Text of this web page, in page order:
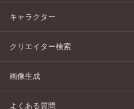
キャラクター
クリエイター検索
画像生成
よくある質問